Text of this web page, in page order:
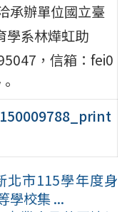
承辦單位國立臺
學系林燁虹助
，信箱：fei0
北市115學年度身
學校集 ...